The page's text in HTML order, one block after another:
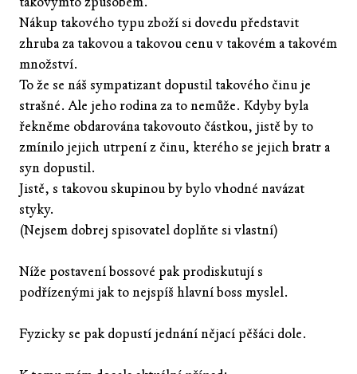
Nákup takového typu zboží si dovedu představit
zhruba za takovou a takovou cenu v takovém a takovém
množství.
To že se náš sympatizant dopustil takového činu je
strašné. Ale jeho rodina za to nemůže. Kdyby byla
řekněme obdarována takovouto částkou, jistě by to
zmínilo jejich utrpení z činu, kterého se jejich bratr a
syn dopustil.
Jistě, s takovou skupinou by bylo vhodné navázat
styky.
(Nejsem dobrej spisovatel doplňte si vlastní)
Níže postavení bossové pak prodiskutují s
podřízenými jak to nejspíš hlavní boss myslel.
Fyzicky se pak dopustí jednání nějací pěšáci dole.